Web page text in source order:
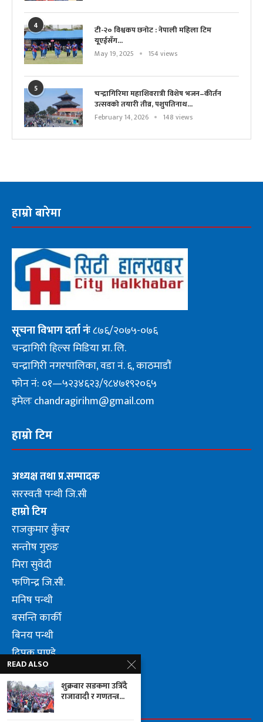
4
टी-२० विश्वकप छनोट : नेपाली महिला टिम
यूएईसँग...
May 19, 2025 154 views
5
चन्द्रागिरिमा महाशिवरात्री विशेष भजन–कीर्तन
उत्सवको तयारी तीव्र, पशुपतिनाथ...
February 14, 2026 148 views
हाम्रो बारेमा
सूचनाविभाग दर्ता नंः८७६/२०७५-०७६
चन्द्रागिरी हिल्स मिडिया प्रा. लि.
चन्द्रागिरी नगरपालिका, वडा नं. ६, काठमाडौं
फोन नं: ०१—५२३४६२३/९८४७१९२०६५
इमेलः chandragirihm@gmail.com
हाम्रो टिम
अध्यक्ष तथा प्र.सम्पादक
सरस्वती पन्थी जि.सी
हाम्रो टिम
राजकुमार कुँवर
सन्तोष गुरुङ
मिरा सुवेदी
फणिन्द्र जि.सी.
मनिष पन्थी
बसन्ति कार्की
बिनय पन्थी
दिपक पाण्डे
लुम्वीनि पन्थी जि.सी.
FOLLOW US
READ ALSO
शुक्रबार सडकमा उत्रिँदै
राजावादी र गणतन्त्र...